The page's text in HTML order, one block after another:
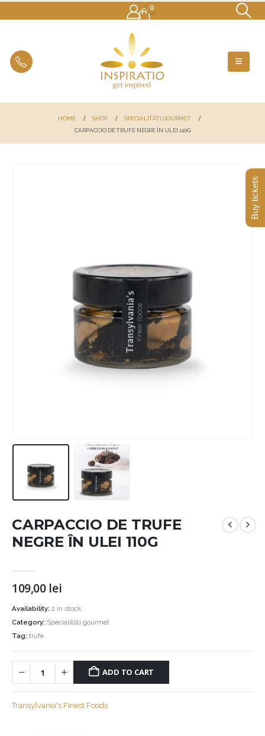
0
HOME SHOP
SPECIALITĂȚI GOURMET
CARPACCIO DE TRUFE NEGRE ÎN ULEI 110G
CARPACCIO DE TRUFE
NEGRE ÎN ULEI 110G
109,00 lei
Availability: 2 in stock
Category: Specialități gourmet
Tag: trufe
ADD TO CART
Transylvania's Finest Foods
Buy tickets